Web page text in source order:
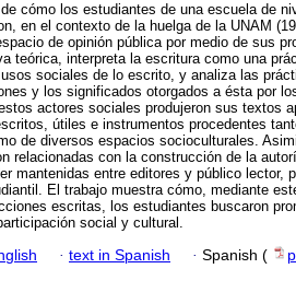
cómo los estudiantes de una escuela de
en el contexto de la huelga de la UNAM
de opinión pública por medio de sus
teórica, interpreta la escritura como una
sociales de lo escrito, y analiza las
y los significados otorgados a ésta por
actores sociales produjeron sus textos
útiles e instrumentos procedentes
de diversos espacios socioculturales.
relacionadas con la construcción de la
mantenidas entre editores y público lector,
El trabajo muestra cómo, mediante
escritas, los estudiantes buscaron
social y cultural.
· text in Spanish · Spanish (